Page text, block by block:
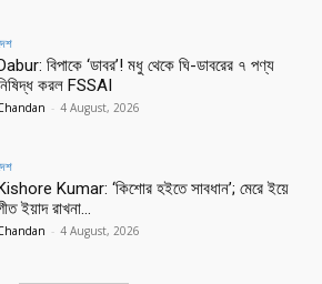
বিপাকে ‘ডাবর’! মধু থেকে ঘি-ডাবরের ৭ পণ্য
করল FSSAI
- 4 August, 2026
Kumar: ‘কিশোর হইতে সাবধান’; মেরে ইয়ে
ইয়াদ রাখনা…
- 4 August, 2026